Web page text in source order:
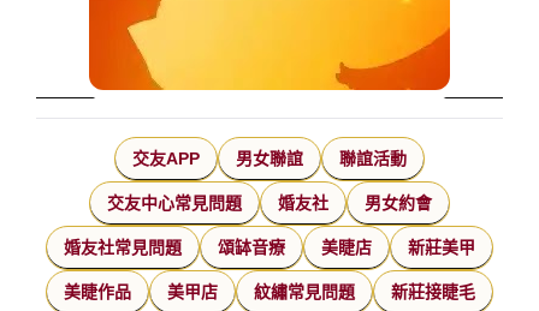
交友APP 男女聯誼 聯誼活動
交友中心常見問題 婚友社 男女約會
婚友社常見問題 頌缽音療 美睫店 新莊美甲
美睫作品 美甲店 紋繡常見問題 新莊接睫毛